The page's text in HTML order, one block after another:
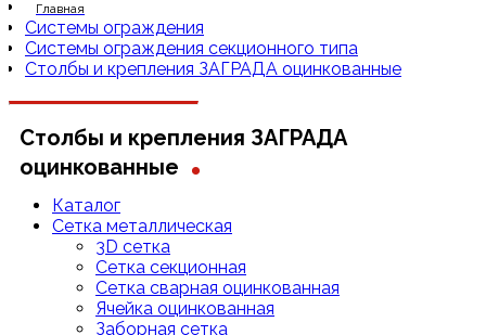
Главная
Системы ограждения
Системы ограждения секционного типа
Столбы и крепления ЗАГРАДА оцинкованные
Столбы и крепления ЗАГРАДА
оцинкованные .
Каталог
Сетка металлическая
3D сетка
Cетка cекционная
Сетка сварная оцинкованная
Ячейка оцинкованная
Заборная сетка